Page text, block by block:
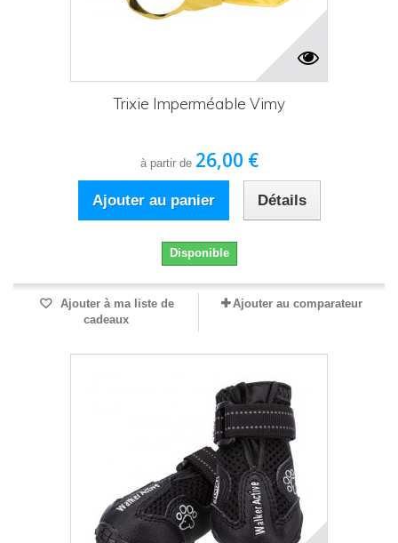
Trixie Imperméable Vimy
à partir de 26,00 €
Ajouter au panier Détails
Disponible
Ajouter à ma liste de
cadeaux
Ajouter au comparateur